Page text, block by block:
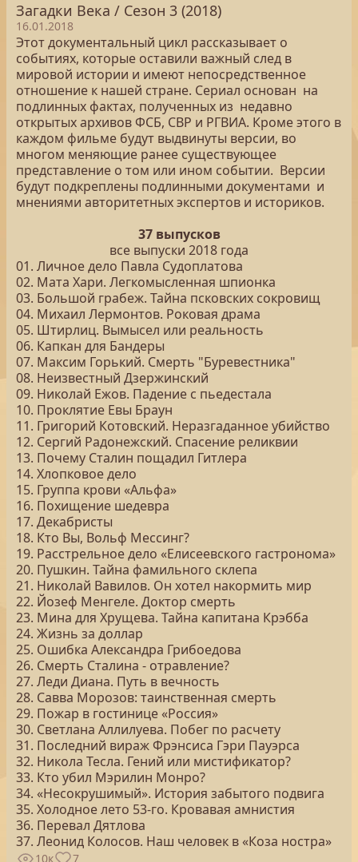
Загадки Века / Сезон 3 (2018)
16.01.2018
Этот документальный цикл рассказывает о
событиях, которые оставили важный след в
мировой истории и имеют непосредственное
отношение к нашей стране. Сериал основан на
подлинных фактах, полученных из недавно
открытых архивов ФСБ, СВР и РГВИА. Кроме этого в
каждом фильме будут выдвинуты версии, во
многом меняющие ранее существующее
представление о том или ином событии. Версии
будут подкреплены подлинными документами и
мнениями авторитетных экспертов и историков.
37 выпусков
все выпуски 2018 года
01. Личное дело Павла Судоплатова
02. Мата Хари. Легкомысленная шпионка
03. Большой грабеж. Тайна псковских сокровищ
04. Михаил Лермонтов. Роковая драма
05. Штирлиц. Вымысел или реальность
06. Капкан для Бандеры
07. Максим Горький. Смерть "Буревестника"
08. Неизвестный Дзержинский
09. Николай Ежов. Падение с пьедестала
10. Проклятие Евы Браун
11. Григорий Котовский. Неразгаданное убийство
12. Сергий Радонежский. Спасение реликвии
13. Почему Сталин пощадил Гитлера
14. Хлопковое дело
15. Группа крови «Альфа»
16. Похищение шедевра
17. Декабристы
18. Кто Вы, Вольф Мессинг?
19. Расстрельное дело «Елисеевского гастронома»
20. Пушкин. Тайна фамильного склепа
21. Николай Вавилов. Он хотел накормить мир
22. Йозеф Менгеле. Доктор смерть
23. Мина для Хрущева. Тайна капитана Крэбба
24. Жизнь за доллар
25. Ошибка Александра Грибоедова
26. Смерть Сталина - отравление?
27. Леди Диана. Путь в вечность
28. Савва Морозов: таинственная смерть
29. Пожар в гостинице «Россия»
30. Светлана Аллилуева. Побег по расчету
31. Последний вираж Фрэнсиса Гэри Пауэрса
32. Никола Тесла. Гений или мистификатор?
33. Кто убил Мэрилин Монро?
34. «Несокрушимый». История забытого подвига
35. Холодное лето 53-го. Кровавая амнистия
36. Перевал Дятлова
37. Леонид Колосов. Наш человек в «Коза ностра»
10к 7